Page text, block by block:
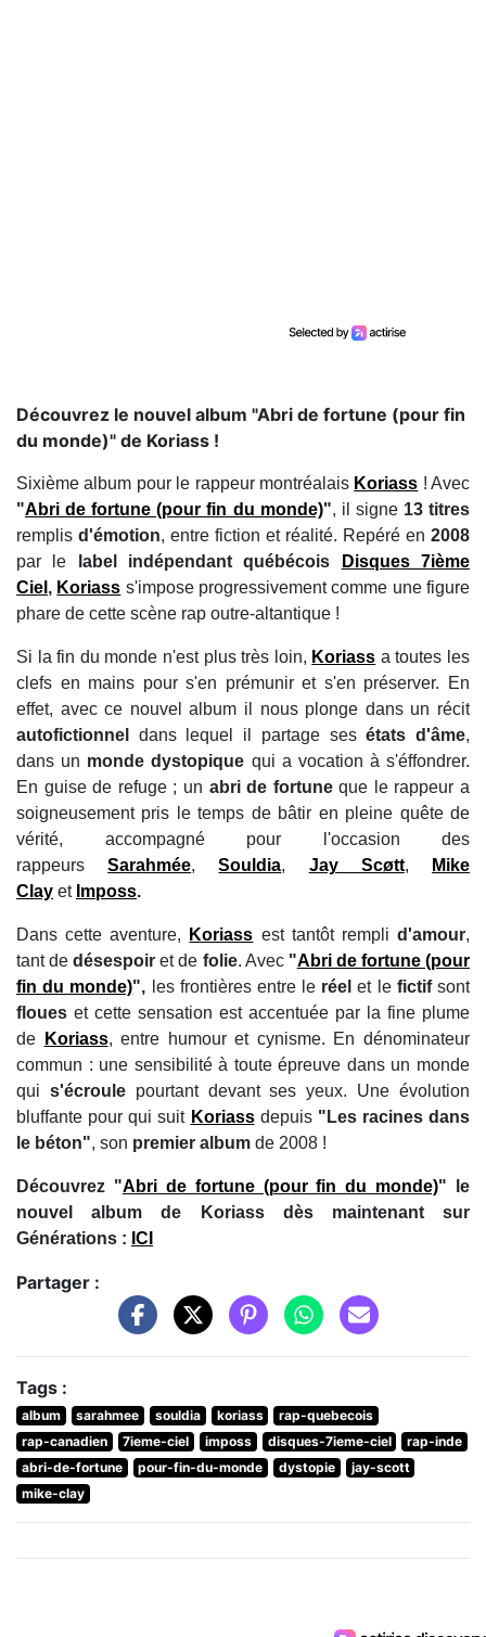
Découvrez le nouvel album "Abri de fortune (pour fin
du monde)" de Koriass !
Sixième album pour le rappeur montréalais Koriass ! Avec
"Abri de fortune (pour fin du monde)", il signe 13 titres
remplis d'émotion, entre fiction et réalité. Repéré en 2008
par le
label indépendant québécois
Disques 7ième
Ciel , Koriass s'impose progressivement comme une figure
phare de cette scène rap outre-altantique !
Si la fin du monde n'est plus très loin, Koriass a toutes les
clefs en mains pour s'en prémunir et s'en préserver. En
effet, avec ce nouvel album il nous plonge dans un récit
autofictionnel
dans lequel il partage sesétats d'âme,
dans un monde dystopique qui a vocation à s'éffondrer.
En guise de refuge ; un abri de fortuneque le rappeur a
soigneusement pris le temps de bâtir en pleine quête de
vérité, accompagné pour l'occasion des
rappeursSarahmée,Souldia, Jay Scøtt,
Mike
Clay et Imposs.
Dans cette aventure, Koriass est tantôt remplid'amour,
tant dedésespoir et de folie. Avec "Abri de fortune (pour
fin du monde)", les frontières entre le réel et le fictifsont
floues et cette sensation est accentuée par la fine plume
de
Koriass, entre humour et cynisme. En dénominateur
commun : une sensibilité à toute épreuve dans un monde
qui s'écroulepourtant devant ses yeux. Une évolution
bluffante pour qui suit Koriassdepuis"Les racines dans
le béton", son premier album de 2008 !
Découvrez "Abri de fortune (pour fin du monde)" le
nouvel album de Koriass dès maintenant sur
Générations : ICI
Partager :
Tags :
album sarahmee souldia koriass
rap-quebecois
rap-canadien
7ieme-ciel imposs disques-7ieme-ciel
rap-inde
abri-de-fortune
pour-fin-du-monde dystopie
jay-scott
mike-clay